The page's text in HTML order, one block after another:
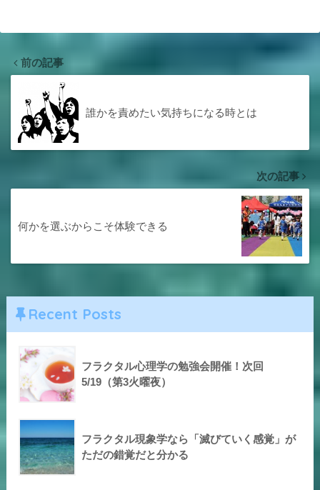
前の記事
誰かを責めたい気持ちになる時とは
次の記事
何かを選ぶからこそ体験できる
Recent Posts
フラクタル心理学の勉強会開催！次回
5/19（第3火曜夜）
フラクタル現象学なら「滅びていく感覚」が
ただの錯覚だと分かる